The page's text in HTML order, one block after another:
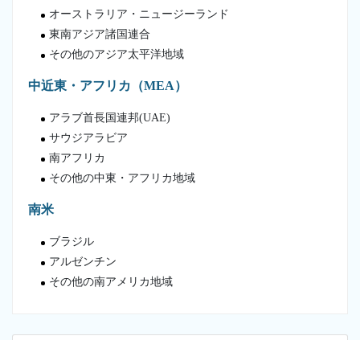
オーストラリア・ニュージーランド
東南アジア諸国連合
その他のアジア太平洋地域
中近東・アフリカ（MEA）
アラブ首長国連邦(UAE)
サウジアラビア
南アフリカ
その他の中東・アフリカ地域
南米
ブラジル
アルゼンチン
その他の南アメリカ地域